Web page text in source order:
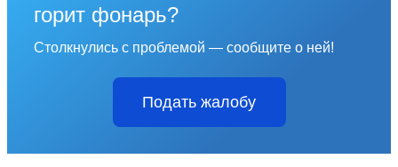
горит фонарь?
Столкнулись с проблемой — сообщите о ней!
Подать жалобу